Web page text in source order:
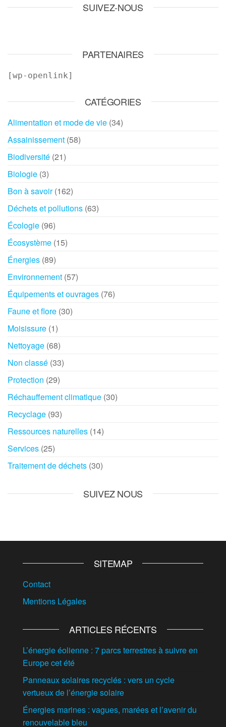
SUIVEZ-NOUS
PARTENAIRES
[wp-openlink]
CATÉGORIES
Alimentation et mode de vie (34)
Assainissement (58)
Biodiversité (21)
Biologie (3)
Bon à savoir(162)
Déchets et pollutions (63)
Écologie (96)
Écosystème (15)
Énergies (89)
Environnement (57)
Équipements et ouvrages (76)
Faune et flore (30)
Moisissure (1)
Nettoyage (68)
Non classé (33)
Protection (29)
Réchauffement climatique (30)
Recyclage (93)
Ressources naturelles (14)
Services (25)
Traitement de déchets (30)
SUIVEZ NOUS
SITEMAP
Contact
Mentions Légales
ARTICLES RÉCENTS
L’énergie éolienne : 7 parcs terrestres à suivre en
Europe cet été
Panneaux solaires recyclés : vers un cycle
vertueux de l’énergie solaire
Énergies marines : vagues, marées et l’avenir du
renouvelable bleu